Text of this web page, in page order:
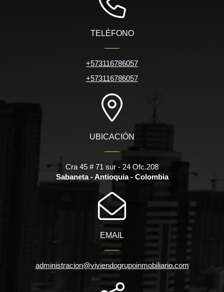
TELÉFONO
+573116786057
+573116786057
UBICACIÓN
Cra 45 # 71 sur - 24 Ofc.208
Sabaneta - Antioquia - Colombia
EMAIL
administracion@viviendogrupoinmobiliario.com